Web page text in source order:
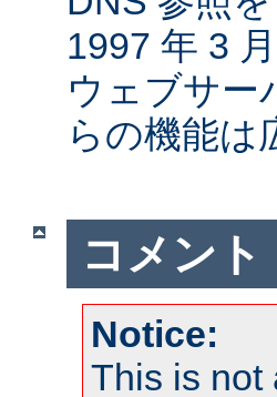
1997 年 3
ウェブサー
らの機能は
コメント
Notice:
This is not